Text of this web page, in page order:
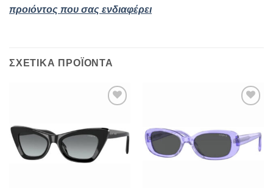
προιόντος που σας ενδιαφέρει
ΣΧΕΤΙΚΆ ΠΡΟΪΌΝΤΑ